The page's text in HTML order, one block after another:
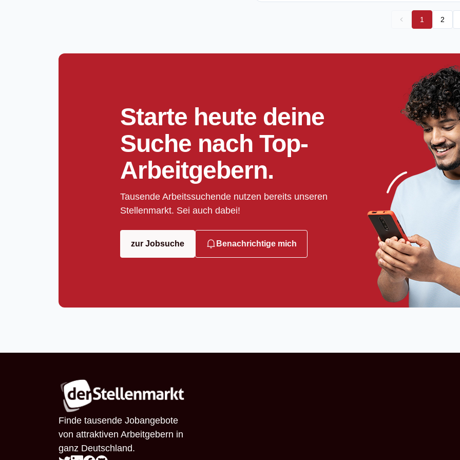
1 2
Starte heute deine
Suche nach Top-
Arbeitgebern.
Tausende Arbeitssuchende nutzen bereits unseren
Stellenmarkt. Sei auch dabei!
zur Jobsuche Benachrichtige mich
Finde tausende Jobangebote
von attraktiven Arbeitgebern in
ganz Deutschland.